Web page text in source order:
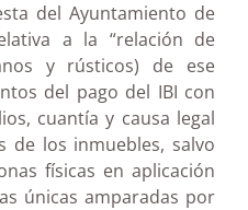
del Ayuntamiento de
a la “relación de
y rústicos) de ese
del pago del IBI con
cuantía y causa legal
de los inmuebles, salvo
físicas en aplicación
únicas amparadas por